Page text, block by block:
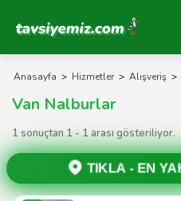
Tavsiyemiz Anasayfa
Anasayfa > Hizmetler > Alışveriş >
Van Nalburlar
1 sonuçtan 1 - 1 arası gösteriliyor.
TIKLA -EN